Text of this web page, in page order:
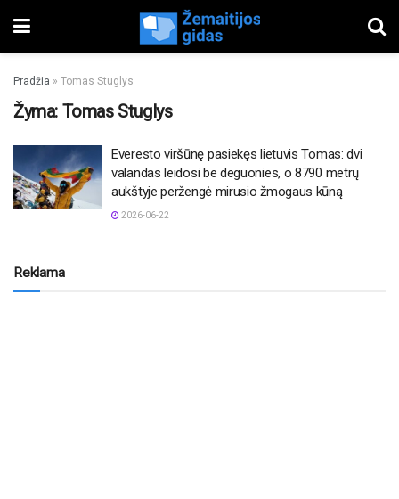
Pradžia » Tomas Stuglys
Žyma: Tomas Stuglys
Everesto viršūnę pasiekęs lietuvis Tomas: dvi
valandas leidosi be deguonies, o 8790 metrų
aukštyje peržengė mirusio žmogaus kūną
2026-06-22
Reklama